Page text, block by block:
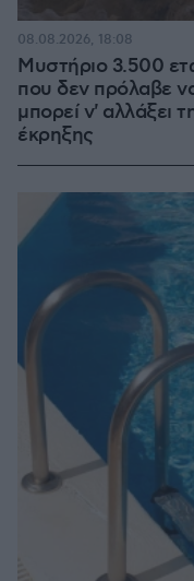
Μυστήριο 3.500
που δεν πρόλαβε
μπορεί ν' αλλάξει
έκρηξης
08.08.2026, 18:08